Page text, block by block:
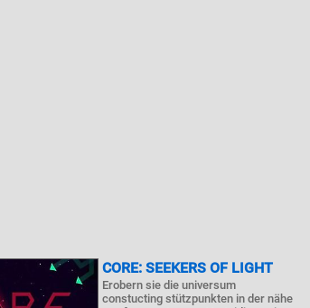
CORE: SEEKERS OF LIGHT
Erobern sie die universum
constucting stützpunkten in der nähe